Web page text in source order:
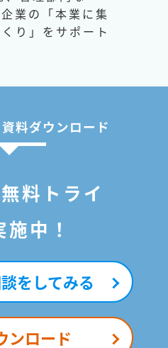
業の「本業に集
り」をサポート
料ダウンロード
料トライ
中！
をしてみる
ンロード